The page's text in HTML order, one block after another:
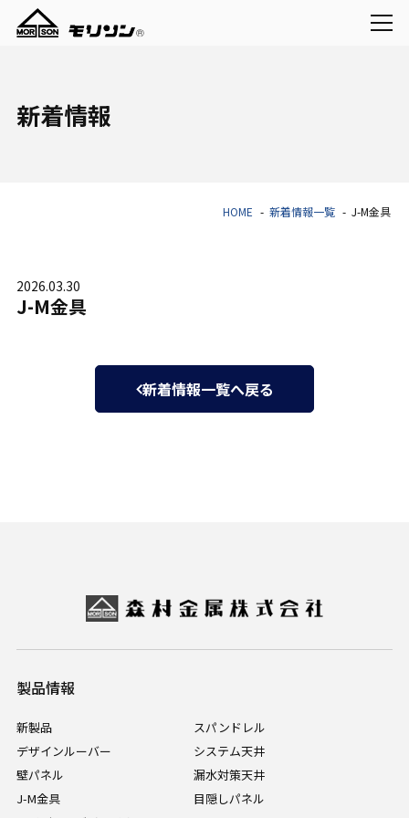
新着情報
HOME 新着情報一覧 J-M金具
2026.03.30
J-M金具
新着情報一覧へ戻る
製品情報
新製品
スパンドレル
デザインルーバー
システム天井
壁パネル
漏水対策天井
J-M金具
目隠しパネル